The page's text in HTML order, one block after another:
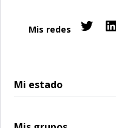
Mis redes
Mi estado